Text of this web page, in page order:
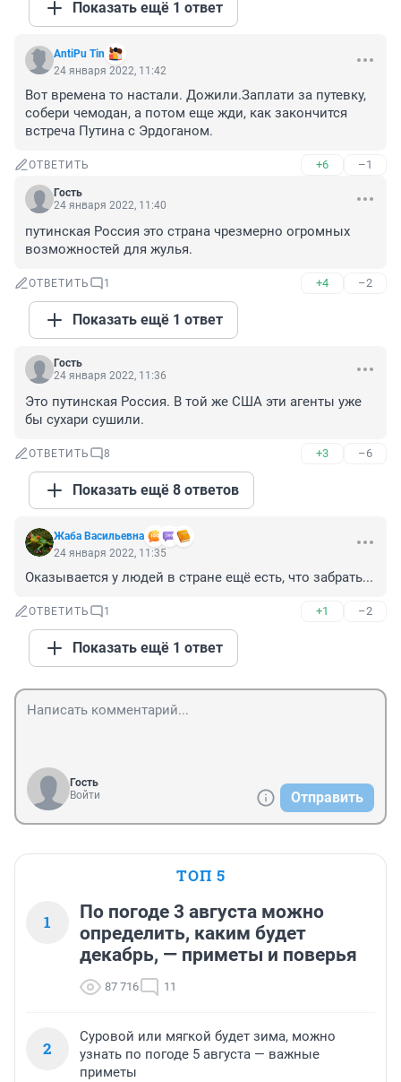
Показать ещё 1 ответ
AntiPu Tin
24 января 2022, 11:42
Вот времена то настали. Дожили.Заплати за путевку,
собери чемодан, а потом еще жди, как закончится
встреча Путина с Эрдоганом.
ОТВЕТИТЬ +6 –1
Гость
24 января 2022, 11:40
путинская Россия это страна чрезмерно огромных
возможностей для жулья.
ОТВЕТИТЬ 1 +4 –2
Показать ещё 1 ответ
Гость
24 января 2022, 11:36
Это путинская Россия. В той же США эти агенты уже
бы сухари сушили.
ОТВЕТИТЬ 8 +3 –6
Показать ещё 8 ответов
Жаба Васильевна
24 января 2022, 11:35
Оказывается у людей в стране ещё есть, что забрать...
ОТВЕТИТЬ 1 +1 –2
Показать ещё 1 ответ
Гость
Войти
Отправить
ТОП 5
1
По погоде 3 августа можно
определить, каким будет
декабрь, — приметы и поверья
87 716 11
2
Суровой или мягкой будет зима, можно
узнать по погоде 5 августа — важные
приметы